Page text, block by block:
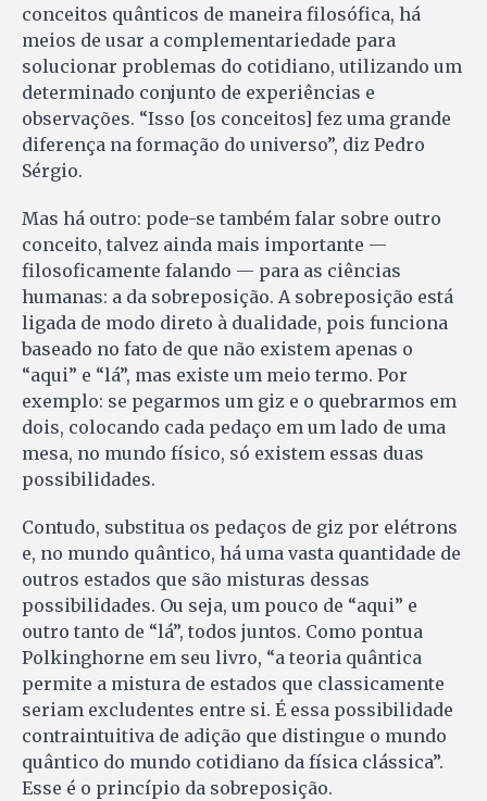
conceitos quânticos de maneira filosófica, há
meios de usar a complementariedade para
solucionar problemas do cotidiano, utilizando um
determinado conjunto de experiências e
observações. “Isso [os conceitos] fez uma grande
diferença na formação do universo”, diz Pedro
Sérgio.
Mas há outro: pode-se também falar sobre outro
conceito, talvez ainda mais importante —
filosoficamente falando — para as ciências
humanas: a da sobreposição. A sobreposição está
ligada de modo direto à dualidade, pois funciona
baseado no fato de que não existem apenas o
“aqui” e “lá”, mas existe um meio termo. Por
exemplo: se pegarmos um giz e o quebrarmos em
dois, colocando cada pedaço em um lado de uma
mesa, no mundo físico, só existem essas duas
possibilidades.
Contudo, substitua os pedaços de giz por elétrons
e, no mundo quântico, há uma vasta quantidade de
outros estados que são misturas dessas
possibilidades. Ou seja, um pouco de “aqui” e
outro tanto de “lá”, todos juntos. Como pontua
Polkinghorne em seu livro, “a teoria quântica
permite a mistura de estados que classicamente
seriam excludentes entre si. É essa possibilidade
contraintuitiva de adição que distingue o mundo
quântico do mundo cotidiano da física clássica”.
Esse é o princípio da sobreposição.